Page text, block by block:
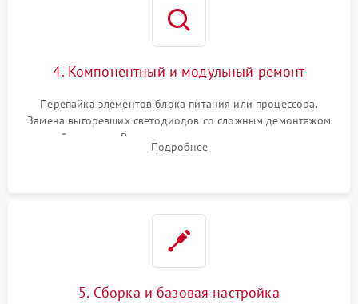
4. Компонентный и модульный ремонт
Перепайка элементов блока питания или процессора.
Замена выгоревших светодиодов со сложным демонтажом
хрупкой матрицы. Восстановление поврежденных дорожек,
прошивка микросхем памяти EEPROM
Подробнее
5. Сборка и базовая настройка